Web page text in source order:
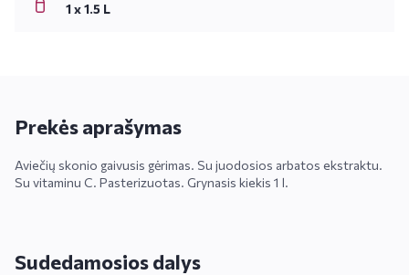
1 x 1.5 L
Prekės aprašymas
Aviečių skonio gaivusis gėrimas. Su juodosios arbatos ekstraktu.
Su vitaminu C. Pasterizuotas. Grynasis kiekis 1 l.
Sudedamosios dalys